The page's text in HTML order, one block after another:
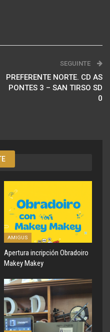
SEGUINTE
PREFERENTE NORTE. CD AS
PONTES 3 – SAN TIRSO SD
0
AMIGUS
Apertura incripción Obradoiro
Makey Makey